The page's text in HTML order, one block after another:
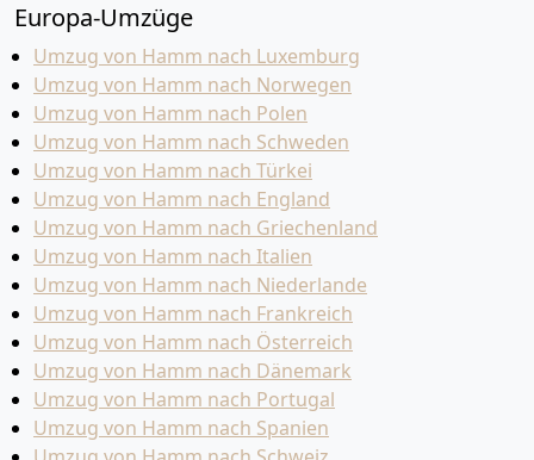
Europa-Umzüge
Umzug von Hamm nach Luxemburg
Umzug von Hamm nach Norwegen
Umzug von Hamm nach Polen
Umzug von Hamm nach Schweden
Umzug von Hamm nach Türkei
Umzug von Hamm nach England
Umzug von Hamm nach Griechenland
Umzug von Hamm nach Italien
Umzug von Hamm nach Niederlande
Umzug von Hamm nach Frankreich
Umzug von Hamm nach Österreich
Umzug von Hamm nach Dänemark
Umzug von Hamm nach Portugal
Umzug von Hamm nach Spanien